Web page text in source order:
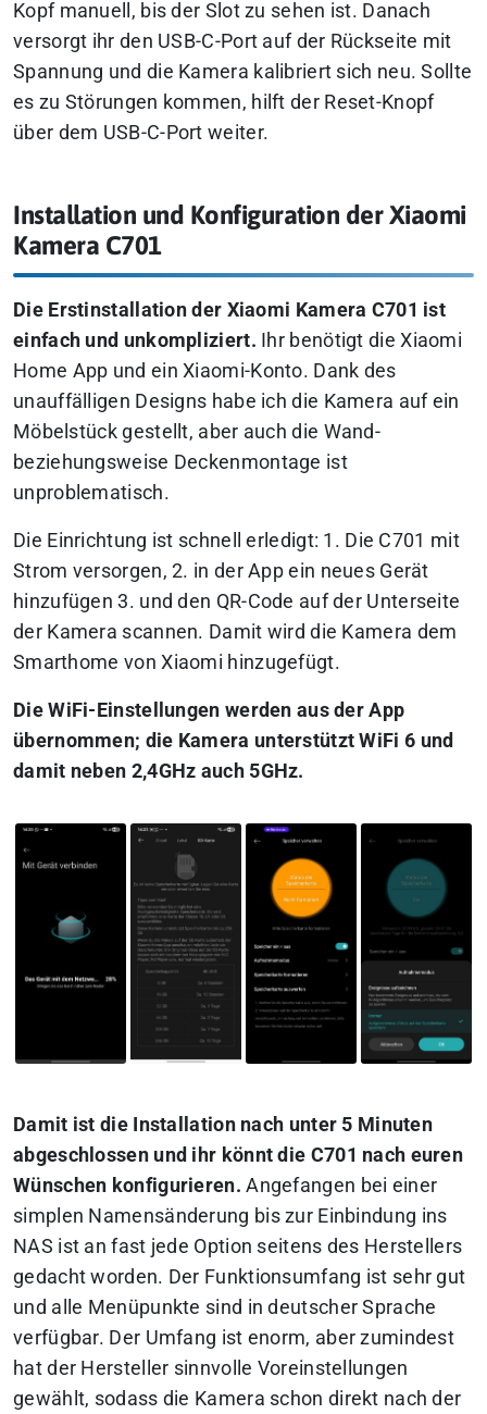
Kopf manuell, bis der Slot zu sehen ist. Danach
versorgt ihr den USB-C-Port auf der Rückseite mit
Spannung und die Kamera kalibriert sich neu. Sollte
es zu Störungen kommen, hilft der Reset-Knopf
über dem USB-C-Port weiter.
Installation und Konfiguration der Xiaomi
Kamera C701
Die Erstinstallation der Xiaomi Kamera C701 ist
einfach und unkompliziert. Ihr benötigt die Xiaomi
Home App und ein Xiaomi-Konto. Dank des
unauffälligen Designs habe ich die Kamera auf ein
Möbelstück gestellt, aber auch die Wand-
beziehungsweise Deckenmontage ist
unproblematisch.
Die Einrichtung ist schnell erledigt: 1. Die C701 mit
Strom versorgen, 2. in der App ein neues Gerät
hinzufügen 3. und den QR-Code auf der Unterseite
der Kamera scannen. Damit wird die Kamera dem
Smarthome von Xiaomi hinzugefügt.
Die WiFi-Einstellungen werden aus der App
übernommen; die Kamera unterstützt WiFi 6 und
damit neben 2,4GHz auch 5GHz.
Damit ist die Installation nach unter 5 Minuten
abgeschlossen und ihr könnt die C701 nach euren
Wünschen konfigurieren. Angefangen bei einer
simplen Namensänderung bis zur Einbindung ins
NAS ist an fast jede Option seitens des Herstellers
gedacht worden. Der Funktionsumfang ist sehr gut
und alle Menüpunkte sind in deutscher Sprache
verfügbar. Der Umfang ist enorm, aber zumindest
hat der Hersteller sinnvolle Voreinstellungen
gewählt, sodass die Kamera schon direkt nach der